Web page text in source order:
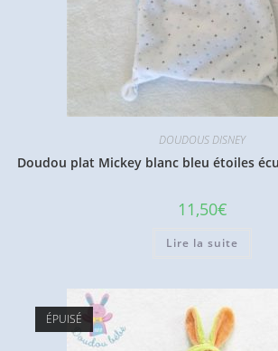
DOUDOUS DISNEY
Doudou plat Mickey blanc bleu étoiles
11,50€
Lire la suite
ÉPUISÉ